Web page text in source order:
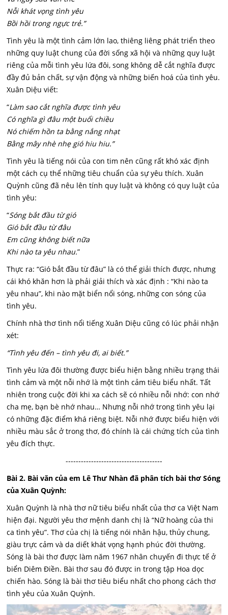
Nỗi khát vọng tình yêu
Bồi hồi trong ngực trẻ.”
Tình yêu là một tình cảm lớn lao, thiêng liêng phát triển theo
những quy luật chung của đời sống xã hội và những quy luật
riêng của mỗi tình yêu lứa đôi, song không dễ cắt nghĩa được
đầy đủ bản chất, sự vận động và những biến hoá của tình yêu.
Xuân Diệu viết:
“Làm sao cắt nghĩa được tình yêu
Có nghĩa gì đâu một buổi chiều
Nó chiếm hồn ta bằng nắng nhạt
Bằng mây nhè nhẹ gió hiu hiu.”
Tình yêu là tiếng nói của con tim nên cũng rất khó xác định
một cách cụ thể những tiêu chuẩn của sự yêu thích. Xuân
Quỳnh cũng đã nêu lên tính quy luật và không có quy luật của
tình yêu:
“Sóng bắt đầu từ gió
Gió bắt đầu từ đâu
Em cũng không biết nữa
Khi nào ta yêu nhau.”
Thực ra: “Gió bắt đầu từ đâu” là có thể giải thích được, nhưng
cái khó khăn hơn là phải giải thích và xác định : “Khi nào ta
yêu nhau”, khi nào mặt biển nổi sóng, những con sóng của
tình yêu.
Chính nhà thơ tình nổi tiếng Xuân Diệu cũng có lúc phải nhận
xét:
“Tình yêu đến – tình yêu đi, ai biết.”
Tình yêu lứa đôi thường được biểu hiện bằng nhiều trạng thái
tình cảm và một nỗi nhớ là một tình cảm tiêu biểu nhất. Tất
nhiên trong cuộc đời khi xa cách sẽ có nhiều nỗi nhớ: con nhớ
cha mẹ, bạn bè nhớ nhau… Nhưng nỗi nhớ trong tình yêu lại
có những đặc điểm khá riêng biệt. Nỗi nhớ được biểu hiện với
nhiều màu sắc ở trong thơ, đó chính là cái chứng tích của tình
yêu đích thực.
--------------------------------------
Bài 2. Bài văn của em Lê Thư Nhàn đã phân tích bài thơ Sóng
của Xuân Quỳnh:
Xuân Quỳnh là nhà thơ nữ tiêu biểu nhất của thơ ca Việt Nam
hiện đại. Người yêu thơ mệnh danh chị là “Nữ hoàng của thi
ca tình yêu”. Thơ của chị là tiếng nói nhân hậu, thủy chung,
giàu trực cảm và da diết khát vọng hạnh phúc đời thường.
Sóng là bài thơ được làm năm 1967 nhân chuyến đi thực tế ở
biển Diêm Điền. Bài thơ sau đó được in trong tập Hoa dọc
chiến hào. Sóng là bài thơ tiêu biểu nhất cho phong cách thơ
tình yêu của Xuân Quỳnh.